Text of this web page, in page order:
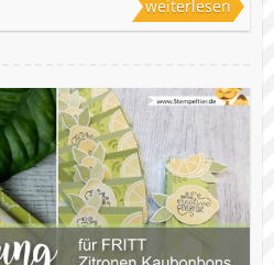
weiterlesen